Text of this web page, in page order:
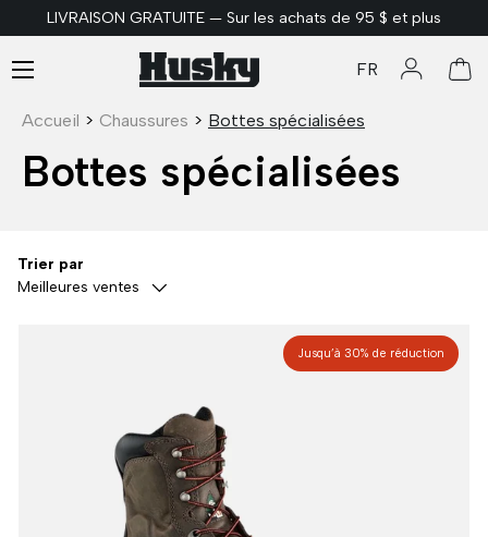
ALLER AU CONTENU
LIVRAISON GRATUITE — Sur les achats de 95 $ et plus
FR Se
Accueil > Chaussures > Bottes spécialisées
Bottes spécialisées
Trier par
Meilleures ventes
Jusqu’à 30% de réduction